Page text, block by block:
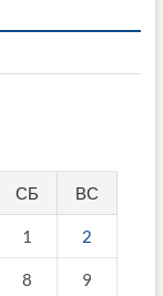
СБ ВС
1 2
8 9